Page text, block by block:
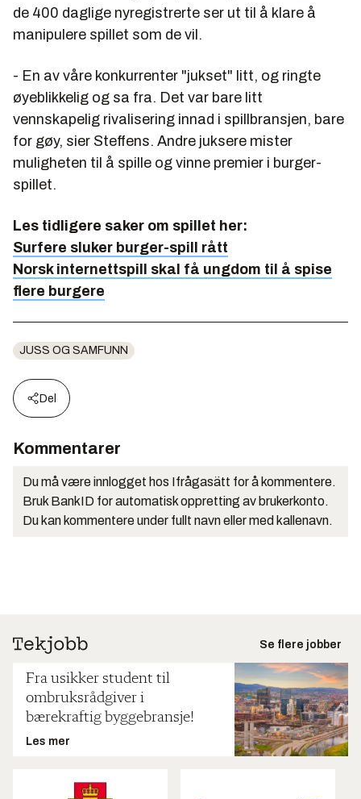
de 400 daglige nyregistrerte ser ut til å klare å
manipulere spillet som de vil.
- En av våre konkurrenter "jukset" litt, og ringte
øyeblikkelig og sa fra. Det var bare litt
vennskapelig rivalisering innad i spillbransjen, bare
for gøy, sier Steffens. Andre juksere mister
muligheten til å spille og vinne premier i burger-
spillet.
Les tidligere saker om spillet her:
Surfere sluker burger-spill rått
Norsk internettspill skal få ungdom til å spise
flere burgere
JUSS OG SAMFUNN
Del
Kommentarer
Du må være innlogget hos Ifrågasätt for å kommentere.
Bruk BankID for automatisk oppretting av brukerkonto.
Du kan kommentere under fullt navn eller med kallenavn.
Se flere jobber
Fra usikker student til
ombruksrådgiver i
bærekraftig byggebransje!
Les mer